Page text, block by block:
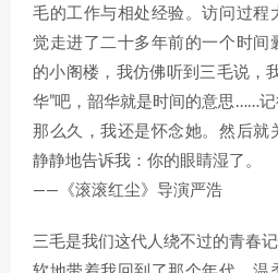
毛的工作与相处经验。访问过程
觉走进了二十多年前的一个时间
的小阁楼，我仿佛听到三毛说，
华”吧，韶华就是时间的意思……
那么久，我还是怀念她。然后就
静静地告诉我：你的眼睛湿了。
——《滚滚红尘》导演严浩
三毛是我们这代人绕不过的青春